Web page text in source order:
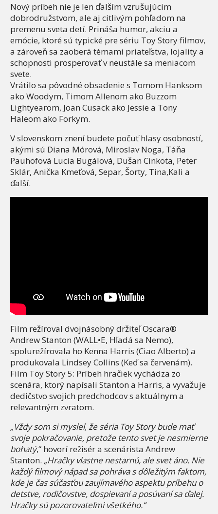
Nový príbeh nie je len ďalším vzrušujúcim
dobrodružstvom, ale aj citlivým pohľadom na
premenu sveta detí. Prináša humor, akciu a
emócie, ktoré sú typické pre sériu Toy Story filmov,
a zároveň sa zaoberá témami priateľstva, lojality a
schopnosti prosperovať v neustále sa meniacom
svete.
Vrátilo sa pôvodné obsadenie s Tomom Hanksom
ako Woodym, Timom Allenom ako Buzzom
Lightyearom, Joan Cusack ako Jessie a Tony
Haleom ako Forkym.
V slovenskom znení budete počuť hlasy osobností,
akými sú Diana Mórová, Miroslav Noga, Táňa
Pauhofová Lucia Bugálová, Dušan Cinkota, Peter
Sklár, Anička Kmeťová, Separ, Šorty, Tina,Kali a
ďalší.
Film režíroval dvojnásobný držiteľ Oscara®
Andrew Stanton (WALL•E, Hľadá sa Nemo),
spolurežírovala ho Kenna Harris (Ciao Alberto) a
produkovala Lindsey Collins (Keď sa červenám).
Film Toy Story 5: Príbeh hračiek vychádza zo
scenára, ktorý napísali Stanton a Harris, a vyvažuje
dedičstvo svojich predchodcov s aktuálnym a
relevantným zvratom.
„Vždy som si myslel, že séria Toy Story bude mať
svoje pokračovanie, pretože tento svet je nesmierne
bohatý,“ hovorí režisér a scenárista Andrew
Stanton. „Hračky vlastne nestarnú, ale svet áno. Nie
každý filmový nápad sa pohráva s dôležitým faktom,
kde je čas súčasťou zaujímavého aspektu príbehu o
detstve, rodičovstve, dospievaní a posúvaní sa ďalej.
Hračky sú pozorovateľmi všetkého.“